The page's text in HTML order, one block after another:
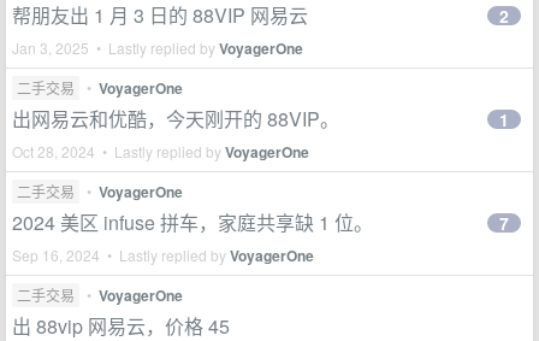
帮朋友出 1 月 3 日的 88VIP 网易云
Jan 3, 2025 • Lastly replied byVoyagerOne
2
二手交易 • VoyagerOne
出网易云和优酷，今天刚开的 88VIP。
Oct 28, 2024 • Lastly replied byVoyagerOne
1
二手交易 • VoyagerOne
2024 美区 infuse 拼车，家庭共享缺 1 位。
Sep 16, 2024 • Lastly replied byVoyagerOne
7
二手交易 • VoyagerOne
出 88vip 网易云，价格 45